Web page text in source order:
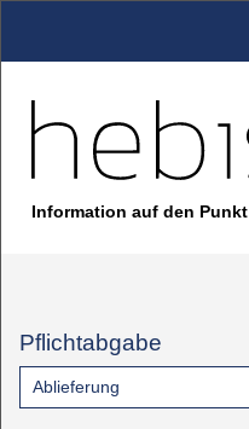
Information auf den Punkt
Pflichtabgabe
Ablieferung